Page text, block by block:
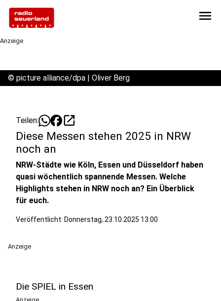
menu
Anzeige
© picture alliance/dpa | Oliver Berg
Teilen: open_in_new
Diese Messen stehen 2025 in NRW
noch an
NRW-Städte wie Köln, Essen und Düsseldorf haben
quasi wöchentlich spannende Messen. Welche
Highlights stehen in NRW noch an? Ein Überblick
für euch.
Veröffentlicht: Donnerstag, 23.10.2025 13:00
Anzeige
Die SPIEL in Essen